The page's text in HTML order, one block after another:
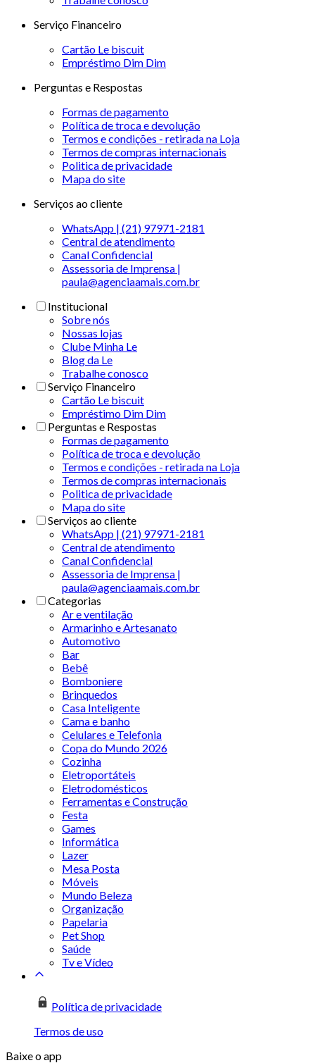
Serviço Financeiro
Cartão Le biscuit
Empréstimo Dim Dim
Perguntas e Respostas
Formas de pagamento
Política de troca e devolução
Termos e condições - retirada na Loja
Termos de compras internacionais
Politica de privacidade
Mapa do site
Serviços ao cliente
WhatsApp | (21) 97971-2181
Central de atendimento
Canal Confidencial
Assessoria de Imprensa |
paula@agenciaamais.com.br
Institucional
Sobre nós
Nossas lojas
Clube Minha Le
Blog da Le
Trabalhe conosco
Serviço Financeiro
Cartão Le biscuit
Empréstimo Dim Dim
Perguntas e Respostas
Formas de pagamento
Política de troca e devolução
Termos e condições - retirada na Loja
Termos de compras internacionais
Politica de privacidade
Mapa do site
Serviços ao cliente
WhatsApp | (21) 97971-2181
Central de atendimento
Canal Confidencial
Assessoria de Imprensa |
paula@agenciaamais.com.br
Categorias
Ar e ventilação
Armarinho e Artesanato
Automotivo
Bar
Bebê
Bomboniere
Brinquedos
Casa Inteligente
Cama e banho
Celulares e Telefonia
Copa do Mundo 2026
Cozinha
Eletroportáteis
Eletrodomésticos
Ferramentas e Construção
Festa
Games
Informática
Lazer
Mesa Posta
Móveis
Mundo Beleza
Organização
Papelaria
Pet Shop
Saúde
Tv e Vídeo
Política de privacidade
Termos de uso
Baixe o app